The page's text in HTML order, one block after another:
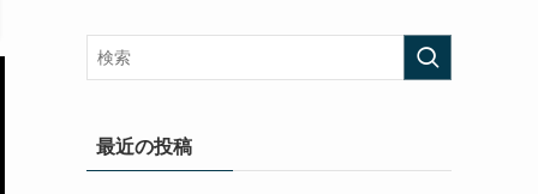
最近の投稿